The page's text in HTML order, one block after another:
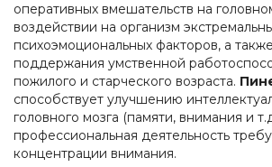
оперативных вмешательств на
воздействии на организм
психоэмоциональных факторов, а
поддержания умственной
пожилого и старческого возраста.
способствует улучшению
головного мозга (памяти, внимания и
профессиональная деятельность
концентрации внимания.